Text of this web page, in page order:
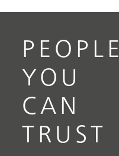
PEOPLE
YOU
CAN
TRUST